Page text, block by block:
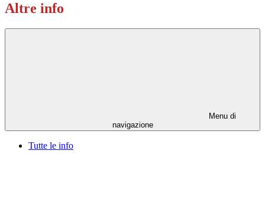
Altre info
Menu di
navigazione
Tutte le info